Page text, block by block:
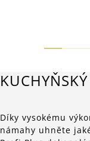
Díky vysokému
námahy uhněte